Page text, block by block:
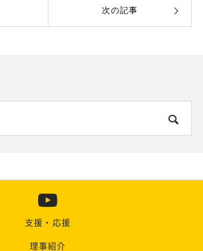
次の記事
支援・応援
理事紹介